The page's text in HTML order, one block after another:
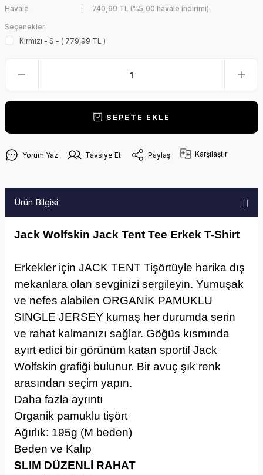
Havale
740,99 TL (%5,00 havale indirimi)
Seçenekler
Kırmızı - S - ( 779,99 TL )
SEPETE EKLE
Yorum Yaz Tavsiye Et Paylaş Karşılaştır
Ürün Bilgisi
Jack Wolfskin Jack Tent Tee Erkek T-Shirt
Erkekler için JACK TENT Tişörtüyle harika dış
mekanlara olan sevginizi sergileyin. Yumuşak
ve nefes alabilen ORGANİK PAMUKLU
SINGLE JERSEY kumaş her durumda serin
ve rahat kalmanızı sağlar. Göğüs kısmında
ayırt edici bir görünüm katan sportif Jack
Wolfskin grafiği bulunur. Bir avuç şık renk
arasından seçim yapın.
Daha fazla ayrıntı
Organik pamuklu tişört
Ağırlık: 195g (M beden)
Beden ve Kalıp
SLIM DÜZENLİ RAHAT